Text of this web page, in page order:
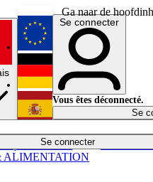
Ga naar de
Se connecter
Économie
English
Deutsch
Español
Se connecter
Vous êtes déconnecté.
Se
ALIMENTATION